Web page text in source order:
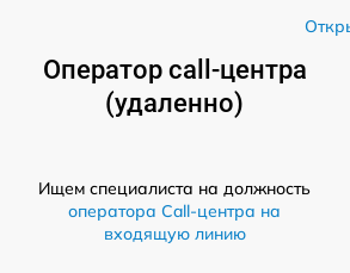
Оператор call-центра
(удаленно)
Ищем специалиста на должность
оператора Call-центра на
входящую линию